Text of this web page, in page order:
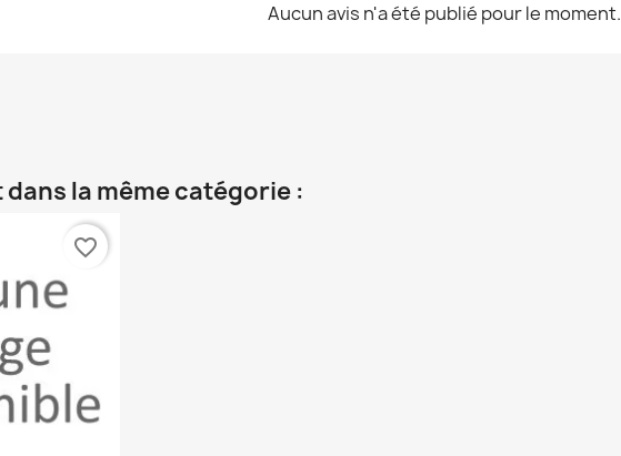
Aucun avis n'a été publié pour le moment.
la même catégorie :
favorite_border